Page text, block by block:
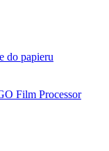
do papieru
Film Processor